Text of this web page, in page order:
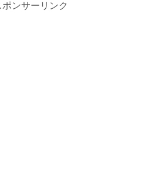
ポンサーリンク